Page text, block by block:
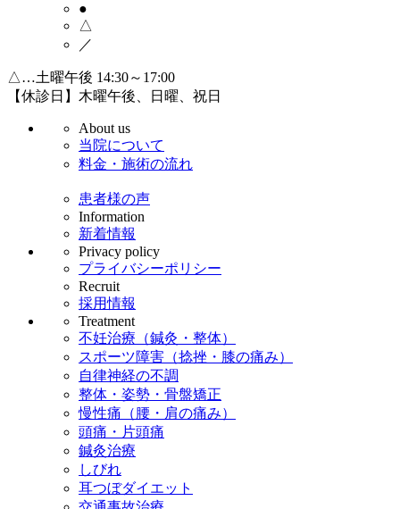
●
△
／
△…土曜午後 14:30～17:00
【休診日】木曜午後、日曜、祝日
About us
当院について
料金・施術の流れ
患者様の声
Information
新着情報
Privacy policy
プライバシーポリシー
Recruit
採用情報
Treatment
不妊治療（鍼灸・整体）
スポーツ障害（捻挫・膝の痛み）
自律神経の不調
整体・姿勢・骨盤矯正
慢性痛（腰・肩の痛み）
頭痛・片頭痛
鍼灸治療
しびれ
耳つぼダイエット